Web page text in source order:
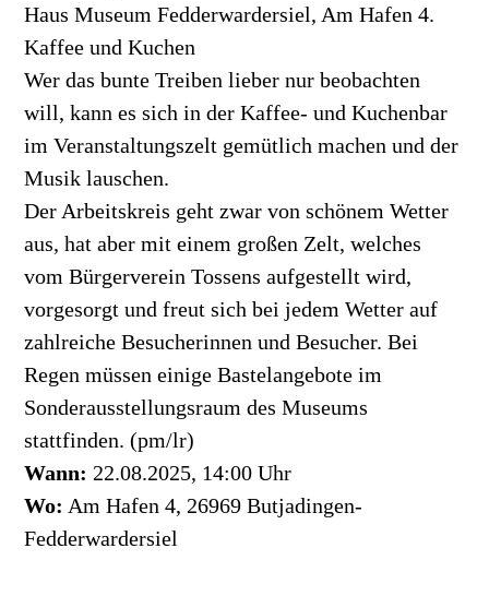
Haus Museum Fedderwardersiel, Am Hafen 4.
Kaffee und Kuchen
Wer das bunte Treiben lieber nur beobachten
will, kann es sich in der Kaffee- und Kuchenbar
im Veranstaltungszelt gemütlich machen und der
Musik lauschen.
Der Arbeitskreis geht zwar von schönem Wetter
aus, hat aber mit einem großen Zelt, welches
vom Bürgerverein Tossens aufgestellt wird,
vorgesorgt und freut sich bei jedem Wetter auf
zahlreiche Besucherinnen und Besucher. Bei
Regen müssen einige Bastelangebote im
Sonderausstellungsraum des Museums
stattfinden. (pm/lr)
Wann: 22.08.2025, 14:00 Uhr
Wo: Am Hafen 4, 26969 Butjadingen-
Fedderwardersiel